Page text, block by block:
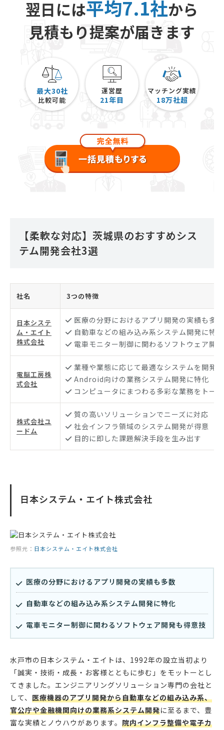
翌日には平均7.1社から
見積もり提案が届きます
最大30社
比較可能
運営歴
21年目
マッチング実績
18万社超
【柔軟な対応】茨城県のおすすめシス
テム開発会社3選
社名 3つの特徴
日本システ
ム・エイト
株式会社
医療の分野におけるアプリ開発の実績も多数
自動車などの組み込み系システム開発に特化
電車モニター制御に関わるソフトウェア開
電脳工房株
式会社
業種や業態に応じて最適なシステムを開発
Android向けの業務システム開発に特化
コンピュータにまつわる多彩な業務をトー
株式会社ユ
ードム
質の高いソリューションでニーズに対応
社会インフラ領域のシステム開発が得意
目的に即した課題解決手段を生み出す
日本システム・エイト株式会社
参照元： 日本システム・エイト株式会社
医療の分野におけるアプリ開発の実績も多数
自動車などの組み込み系システム開発に特化
電車モニター制御に関わるソフトウェア開発も得意技
水戸市の日本システム・エイトは、1992年の設立当初より
「誠実・技術・成長・お客様とともに歩む」をモットーとし
てきました。エンジニアリングソリューション専門の会社と
して、 医療機器のアプリ開発から自動車などの組み込み系、
官公庁や金融機関向けの業務系システム開発に至るまで、豊
富な実績とノウハウがあります。 院内インフラ整備や電子カ